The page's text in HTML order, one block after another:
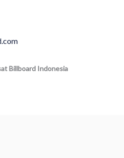
Billboard Indonesia